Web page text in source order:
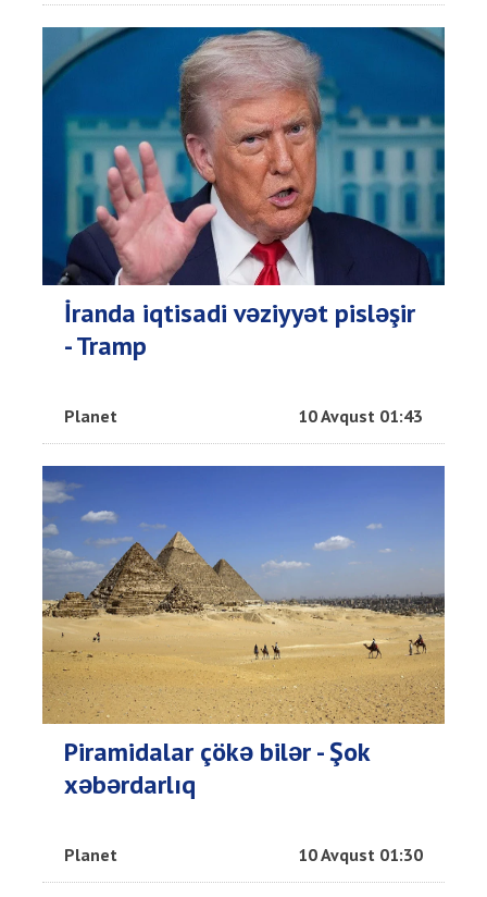
İranda iqtisadi vəziyyət pisləşir
- Tramp
Planet 10 Avqust 01:43
Piramidalar çökə bilər - Şok
xəbərdarlıq
Planet 10 Avqust 01:30